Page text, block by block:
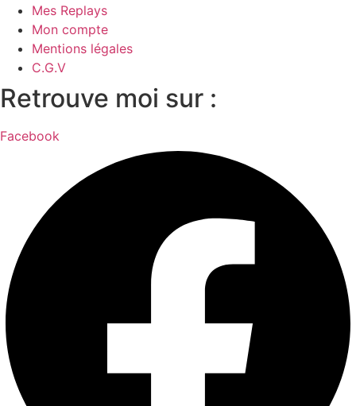
Mes Replays
Mon compte
Mentions légales
C.G.V
Retrouve moi sur :
Facebook